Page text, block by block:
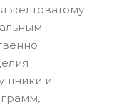
желтоватому
и